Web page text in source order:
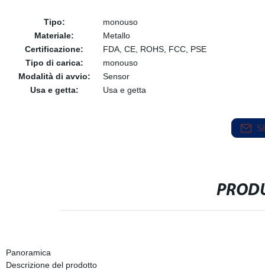
Tipo:
monouso
Materiale:
Metallo
Certificazione:
FDA, CE, ROHS, FCC, PSE
Tipo di carica:
monouso
Modalità di avvio:
Sensor
Usa e getta:
Usa e getta
Panoramica
Descrizione del prodotto